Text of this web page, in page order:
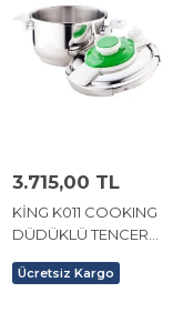
3.715,00 TL
KİNG K011 COOKING
DÜDÜKLÜ TENCERE
Ücretsiz Kargo